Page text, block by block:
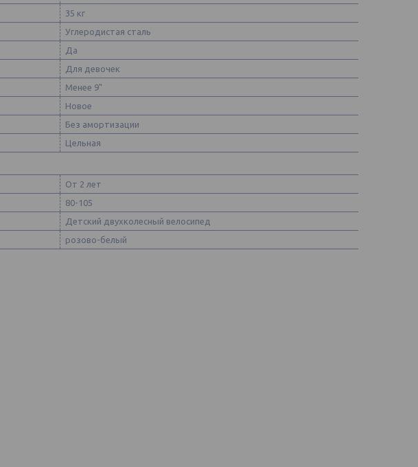
35 кг
Углеродистая сталь
Да
Для девочек
Менее 9"
Новое
Без амортизации
Цельная
От 2 лет
80-105
Детский двухколесный велосипед
розово-белый